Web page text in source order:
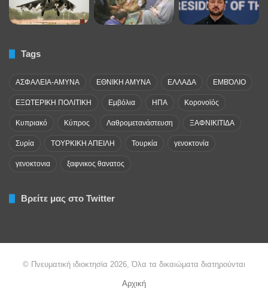
Tags
ΑΣΦΑΛΕΙΑ-ΑΜΥΝΑ ΕΘΝΙΚΗ ΑΜΥΝΑ ΕΛΛΑΔΑ ΕΜΒΌΛΙΟ
ΕΞΩΤΕΡΙΚΗ ΠΟΛΙΤΙΚΗ Εμβόλια ΗΠΑ Κορονοϊός
Κυπριακό Κύπρος Λαθρομετανάστευση ΞΑΦΝΙΚΙΤΙΔΑ
Συρία ΤΟΥΡΚΙΚΗ ΑΠΕΙΛΗ Τουρκία γενοκτονία
γενοκτονια ξαφνικος θανατος
Βρείτε μας στο Twitter
© Πνευματική ιδιοκτησία 2026, Όλα τα δικαιώματα διατηρούνται
Αρχική